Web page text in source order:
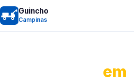
Guincho
Campinas
em